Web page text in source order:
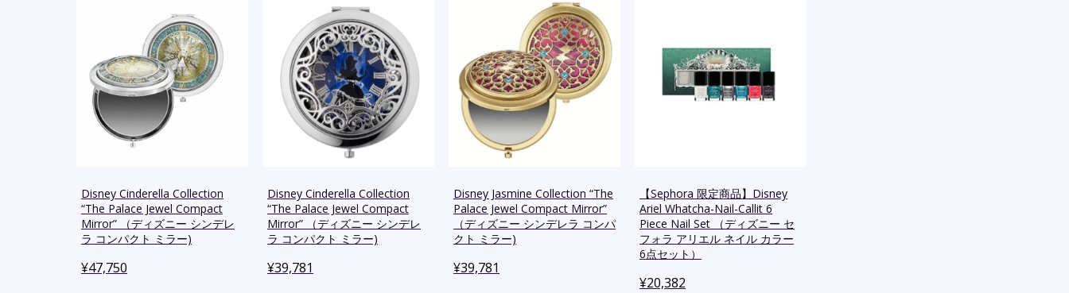
Disney Cinderella Collection
“The Palace Jewel Compact
Mirror” （ディズニー シンデレ
ラ コンパクト ミラー)
¥47,750
Disney Cinderella Collection
“The Palace Jewel Compact
Mirror” （ディズニー シンデレ
ラ コンパクト ミラー)
¥39,781
Disney Jasmine Collection “The
Palace Jewel Compact Mirror”
（ディズニー シンデレラ コンパ
クト ミラー)
¥39,781
【Sephora 限定商品】Disney
Ariel Whatcha-Nail-Callit 6
Piece Nail Set （ディズニー セ
フォラ アリエル ネイル カラー
6点セット）
¥20,382